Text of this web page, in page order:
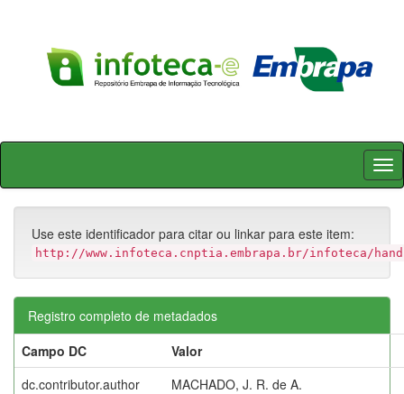
Skip
Use este identificador para citar ou linkar para este item:
http://www.infoteca.cnptia.embrapa.br/infoteca/
Registro completo de metadados
Campo DC
Valor
dc.contributor.author
MACHADO, J. R. de A.